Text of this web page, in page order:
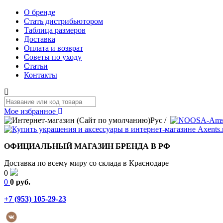
О бренде
Стать дистрибьютором
Таблица размеров
Доставка
Оплата и возврат
Советы по уходу
Статьи
Контакты
Мое избранное
Рус /
ОФИЦИАЛЬНЫЙ МАГАЗИН БРЕНДА В РФ
Доставка по всему миру со склада в Краснодаре
0
0 0 руб.
+7 (953) 105-29-23